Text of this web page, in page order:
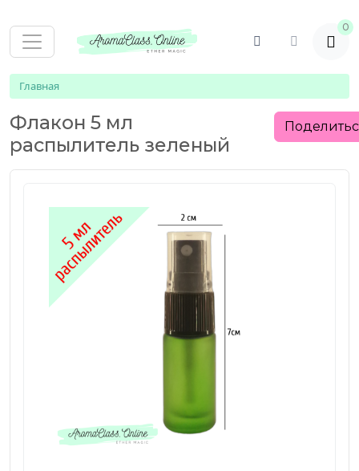
0
Главная
Флакон 5 мл
распылитель зеленый